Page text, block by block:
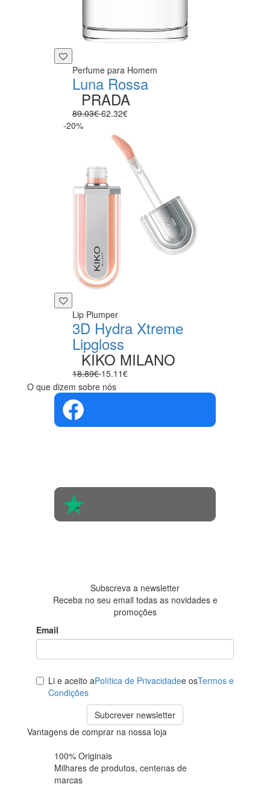
Perfume para Homem
Luna Rossa
PRADA
89.03€62.32€
-20%
Lip Plumper
3D Hydra Xtreme
Lipgloss
KIKO MILANO
18.89€15.11€
O que dizem sobre nós
Subscreva a newsletter
Receba no seu email todas as novidades e
promoções
Email
Li e aceito aPolítica de Privacidadee osTermos e
Condições
Subcrever newsletter
Vantagens de comprar na nossa loja
100% Originais
Milhares de produtos, centenas de
marcas